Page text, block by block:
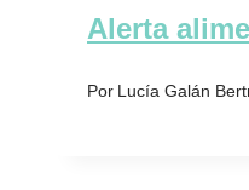
Alerta
Por Lucía Galán